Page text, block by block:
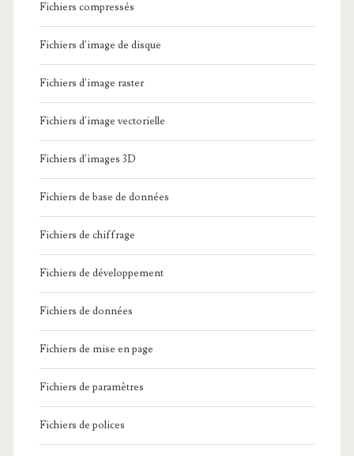
Fichiers compressés
Fichiers d'image de disque
Fichiers d'image raster
Fichiers d'image vectorielle
Fichiers d'images 3D
Fichiers de base de données
Fichiers de chiffrage
Fichiers de développement
Fichiers de données
Fichiers de mise en page
Fichiers de paramètres
Fichiers de polices